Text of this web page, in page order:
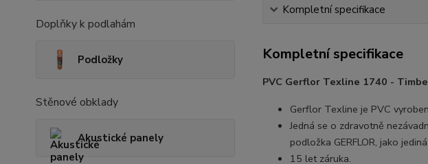
Doplňky k podlahám
Podložky
Stěnové obklady
Akustické panely
Kompletní specifikace
Kompletní specifikace
PVC Gerflor Texline 1740 -
Gerflor Texline je PVC
Jedná se o zdravotně
podložka GERFLOR, jako
15 let záruka.